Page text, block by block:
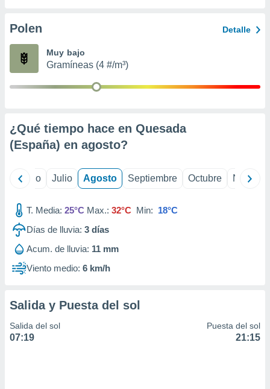
e
mediante
publicidad
publicidad
de
Polen Detalle
Muy bajo
Gramíneas (4 #/m³)
¿Qué tiempo hace en Quesada
(España) en agosto?
Junio Julio Agosto Septiembre Octubre
T. Media: 25°C Max.: 32°C Min: 18°C
Días de lluvia: 3 días
Acum. de lluvia: 11 mm
Viento medio: 6 km/h
Salida y Puesta del sol
Salida del sol
07:19
Puesta del sol
21:15